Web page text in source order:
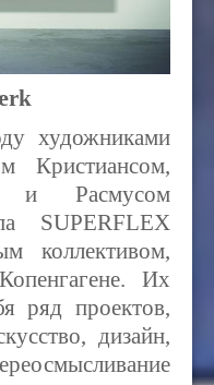
художниками
Кристиансом,
и Расмусом
SUPERFLEX
коллективом,
Их
ряд проектов,
дизайн,